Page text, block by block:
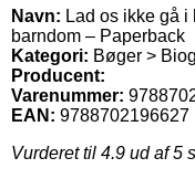
Navn: Lad os ikke gå
barndom – Paperback
Kategori: Bøger >
Producent:
Varenummer:
EAN: 9788702196627
Vurderet til 4.9 ud af 5